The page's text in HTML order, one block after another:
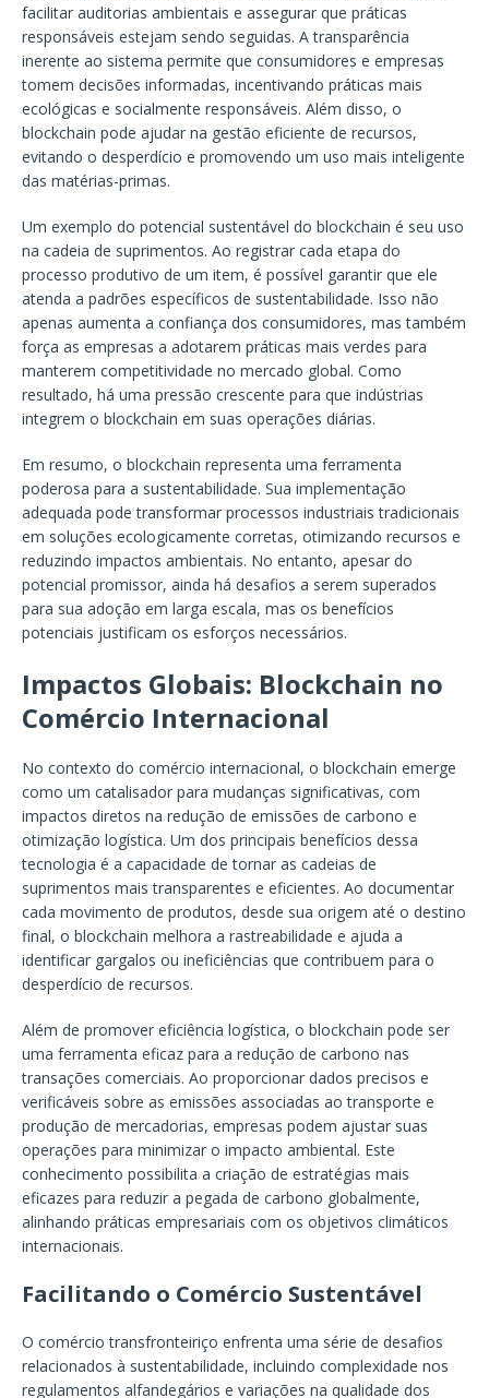
facilitar auditorias ambientais e assegurar que práticas
responsáveis estejam sendo seguidas. A transparência
inerente ao sistema permite que consumidores e empresas
tomem decisões informadas, incentivando práticas mais
ecológicas e socialmente responsáveis. Além disso, o
blockchain pode ajudar na gestão eficiente de recursos,
evitando o desperdício e promovendo um uso mais inteligente
das matérias-primas.
Um exemplo do potencial sustentável do blockchain é seu uso
na cadeia de suprimentos. Ao registrar cada etapa do
processo produtivo de um item, é possível garantir que ele
atenda a padrões específicos de sustentabilidade. Isso não
apenas aumenta a confiança dos consumidores, mas também
força as empresas a adotarem práticas mais verdes para
manterem competitividade no mercado global. Como
resultado, há uma pressão crescente para que indústrias
integrem o blockchain em suas operações diárias.
Em resumo, o blockchain representa uma ferramenta
poderosa para a sustentabilidade. Sua implementação
adequada pode transformar processos industriais tradicionais
em soluções ecologicamente corretas, otimizando recursos e
reduzindo impactos ambientais. No entanto, apesar do
potencial promissor, ainda há desafios a serem superados
para sua adoção em larga escala, mas os benefícios
potenciais justificam os esforços necessários.
Impactos Globais: Blockchain no
Comércio Internacional
No contexto do comércio internacional, o blockchain emerge
como um catalisador para mudanças significativas, com
impactos diretos na redução de emissões de carbono e
otimização logística. Um dos principais benefícios dessa
tecnologia é a capacidade de tornar as cadeias de
suprimentos mais transparentes e eficientes. Ao documentar
cada movimento de produtos, desde sua origem até o destino
final, o blockchain melhora a rastreabilidade e ajuda a
identificar gargalos ou ineficiências que contribuem para o
desperdício de recursos.
Além de promover eficiência logística, o blockchain pode ser
uma ferramenta eficaz para a redução de carbono nas
transações comerciais. Ao proporcionar dados precisos e
verificáveis sobre as emissões associadas ao transporte e
produção de mercadorias, empresas podem ajustar suas
operações para minimizar o impacto ambiental. Este
conhecimento possibilita a criação de estratégias mais
eficazes para reduzir a pegada de carbono globalmente,
alinhando práticas empresariais com os objetivos climáticos
internacionais.
Facilitando o Comércio Sustentável
O comércio transfronteiriço enfrenta uma série de desafios
relacionados à sustentabilidade, incluindo complexidade nos
regulamentos alfandegários e variações na qualidade dos